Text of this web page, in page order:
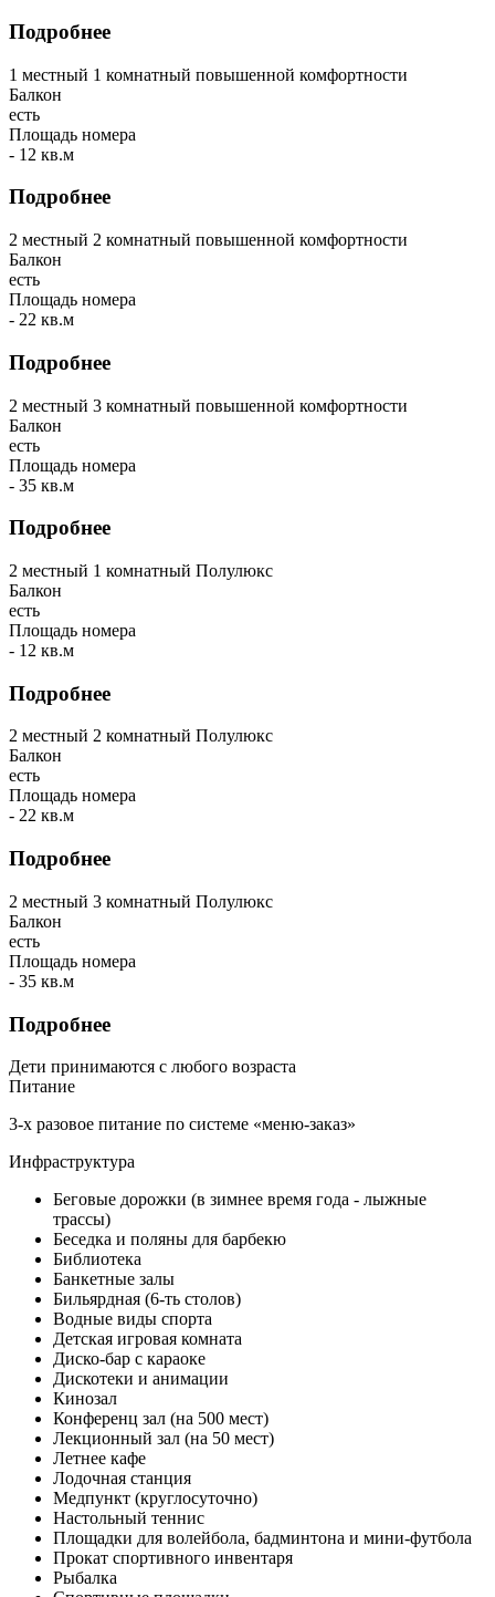
Подробнее
1 местный 1 комнатный повышенной комфортности
Балкон
есть
Площадь номера
- 12 кв.м
Подробнее
2 местный 2 комнатный повышенной комфортности
Балкон
есть
Площадь номера
- 22 кв.м
Подробнее
2 местный 3 комнатный повышенной комфортности
Балкон
есть
Площадь номера
- 35 кв.м
Подробнее
2 местный 1 комнатный Полулюкс
Балкон
есть
Площадь номера
- 12 кв.м
Подробнее
2 местный 2 комнатный Полулюкс
Балкон
есть
Площадь номера
- 22 кв.м
Подробнее
2 местный 3 комнатный Полулюкс
Балкон
есть
Площадь номера
- 35 кв.м
Подробнее
Дети принимаются с любого возраста
Питание
3-х разовое питание по системе «меню-заказ»
Инфраструктура
Беговые дорожки (в зимнее время года - лыжные
трассы)
Беседка и поляны для барбекю
Библиотека
Банкетные залы
Бильярдная (6-ть столов)
Водные виды спорта
Детская игровая комната
Диско-бар с караоке
Дискотеки и анимации
Кинозал
Конференц зал (на 500 мест)
Лекционный зал (на 50 мест)
Летнее кафе
Лодочная станция
Медпункт (круглосуточно)
Настольный теннис
Площадки для волейбола, бадминтона и мини-футбола
Прокат спортивного инвентаря
Рыбалка